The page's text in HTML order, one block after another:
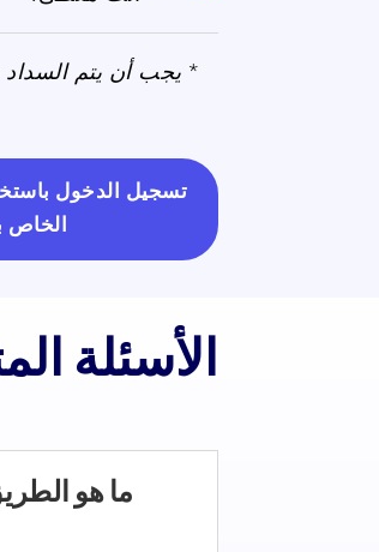
* يجب أن يتم السداد
تسجيل الدخول
الخاص
الأسئلة
ما هو